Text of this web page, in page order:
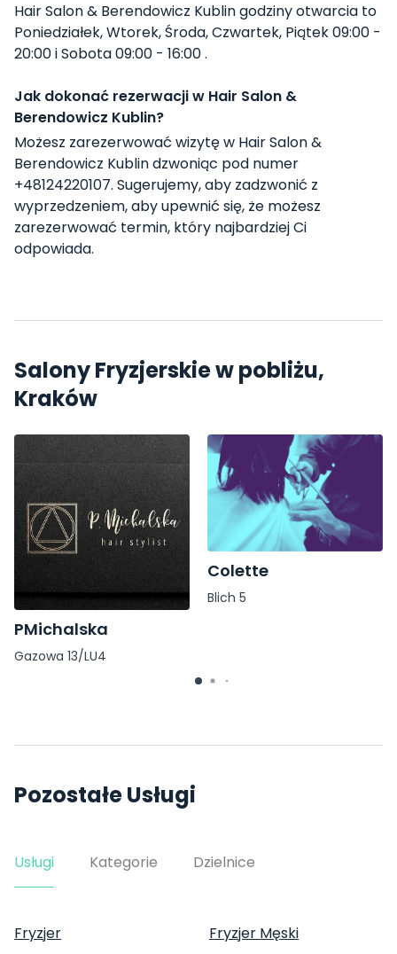
Hair Salon & Berendowicz Kublin godziny otwarcia to
Poniedziałek, Wtorek, Środa, Czwartek, Piątek 09:00 -
20:00 i Sobota 09:00 - 16:00 .
Jak dokonać rezerwacji w Hair Salon &
Berendowicz Kublin?
Możesz zarezerwować wizytę w Hair Salon &
Berendowicz Kublin dzwoniąc pod numer
+48124220107. Sugerujemy, aby zadzwonić z
wyprzedzeniem, aby upewnić się, że możesz
zarezerwować termin, który najbardziej Ci
odpowiada.
Salony Fryzjerskie w pobliżu,
Kraków
PMichalska
Gazowa 13/LU4
Colette
Blich 5
Pozostałe Usługi
Usługi Kategorie Dzielnice
Fryzjer
Fryzjer Męski